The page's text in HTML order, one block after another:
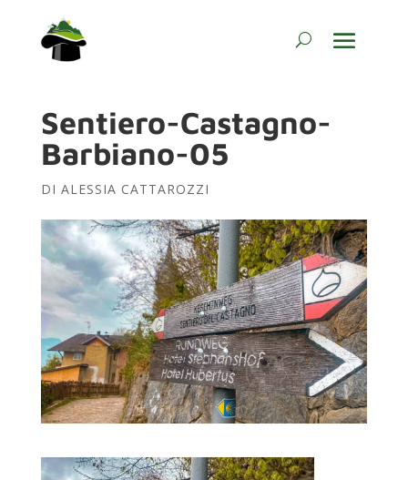
Sentiero-Castagno-
Barbiano-05
DI ALESSIA CATTAROZZI